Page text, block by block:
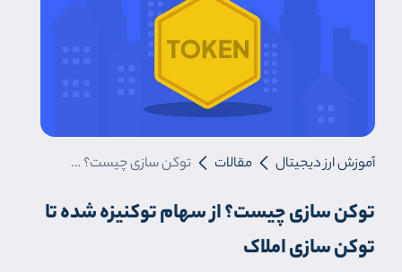
آموزش ارز دیجیتال مقالات توکن سازی چیست؟ از سهام توکنیزه شده تا توکن سازی املاک
توکن سازی چیست؟ از سهام توکنیزه شده تا
توکن سازی املاک